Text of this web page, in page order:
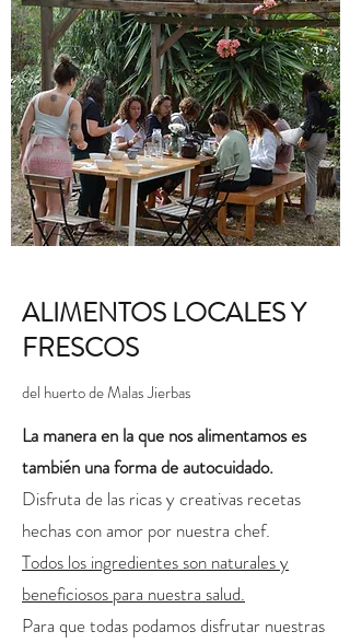
ALIMENTOS LOCALES Y
FRESCOS
del huerto de Malas Jierbas
La manera en la que nos alimentamos es
también una forma de autocuidado.
Disfruta de las ricas y creativas recetas
hechas con amor por nuestra chef.
Todos los ingredientes son naturales y
beneficiosos para nuestra salud.
Para que todas podamos disfrutar nuestras